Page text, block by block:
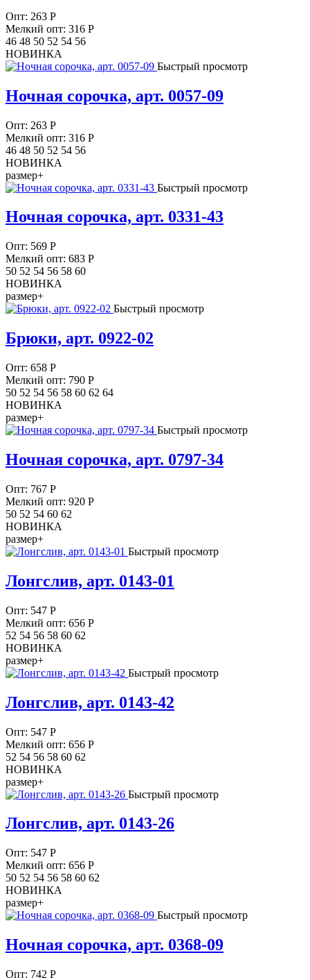
Опт: 263 Р
Мелкий опт: 316 Р
46 48 50 52 54 56
НОВИНКА
Быстрый просмотр
Ночная сорочка, арт. 0057-09
Опт: 263 Р
Мелкий опт: 316 Р
46 48 50 52 54 56
НОВИНКА
размер+
Быстрый просмотр
Ночная сорочка, арт. 0331-43
Опт: 569 Р
Мелкий опт: 683 Р
50 52 54 56 58 60
НОВИНКА
размер+
Быстрый просмотр
Брюки, арт. 0922-02
Опт: 658 Р
Мелкий опт: 790 Р
50 52 54 56 58 60 62 64
НОВИНКА
размер+
Быстрый просмотр
Ночная сорочка, арт. 0797-34
Опт: 767 Р
Мелкий опт: 920 Р
50 52 54 60 62
НОВИНКА
размер+
Быстрый просмотр
Лонгслив, арт. 0143-01
Опт: 547 Р
Мелкий опт: 656 Р
52 54 56 58 60 62
НОВИНКА
размер+
Быстрый просмотр
Лонгслив, арт. 0143-42
Опт: 547 Р
Мелкий опт: 656 Р
52 54 56 58 60 62
НОВИНКА
размер+
Быстрый просмотр
Лонгслив, арт. 0143-26
Опт: 547 Р
Мелкий опт: 656 Р
50 52 54 56 58 60 62
НОВИНКА
размер+
Быстрый просмотр
Ночная сорочка, арт. 0368-09
Опт: 742 Р